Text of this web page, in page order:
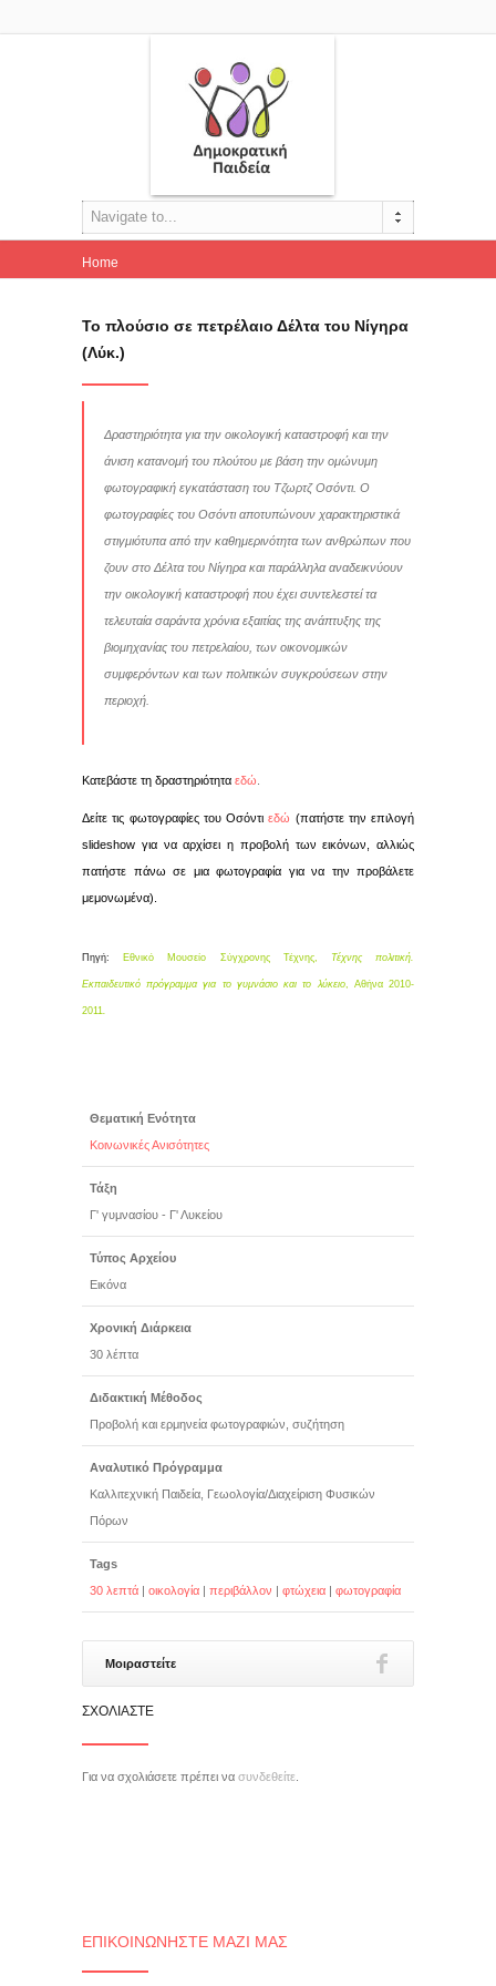
Navigate to...
Home
Το πλούσιο σε πετρέλαιο Δέλτα του Νίγηρα
(Λύκ.)
Δραστηριότητα για την οικολογική καταστροφή και την
άνιση κατανομή του πλούτου με βάση την ομώνυμη
φωτογραφική εγκατάσταση του Τζωρτζ Οσόντι. Ο
φωτογραφίες του Οσόντι αποτυπώνουν χαρακτηριστικά
στιγμιότυπα από την καθημερινότητα των ανθρώπων που
ζουν στο Δέλτα του Νίγηρα και παράλληλα αναδεικνύουν
την οικολογική καταστροφή που έχει συντελεστεί τα
τελευταία σαράντα χρόνια εξαιτίας της ανάπτυξης της
βιομηχανίας του πετρελαίου, των οικονομικών
συμφερόντων και των πολιτικών συγκρούσεων στην
περιοχή.
Κατεβάστε τη δραστηριότητα εδώ
Δείτε τις φωτογραφίες του Οσόντι εδώ (πατήστε την επιλογή
slideshow για να αρχίσει η προβολή των εικόνων, αλλιώς
πατήστε πάνω σε μια φωτογραφία για να την προβάλετε
μεμονωμένα).
Πηγή: Εθνικό Μουσείο Σύγχρονης Τέχνης, Τέχνης πολιτική.
Εκπαιδευτικό πρόγραμμα για το γυμνάσιο και το λύκειο, Αθήνα 2010-
2011.
Θεματική Ενότητα
Κοινωνικές Ανισότητες
Τάξη
Γ' γυμνασίου - Γ' Λυκείου
Τύπος Αρχείου
Εικόνα
Χρονική Διάρκεια
30 λέπτα
Διδακτική Μέθοδος
Προβολή και ερμηνεία φωτογραφιών, συζήτηση
Αναλυτικό Πρόγραμμα
Καλλιτεχνική Παιδεία, Γεωολογία/Διαχείριση Φυσικών
Πόρων
Tags
30 λεπτά | οικολογία | περιβάλλον | φτώχεια | φωτογραφία
Μοιραστείτε
ΣΧΟΛΙΆΣΤΕ
Για να σχολιάσετε πρέπει να συνδεθείτε
ΕΠΙΚΟΙΝΩΝΉΣΤΕ ΜΑΖΊ ΜΑΣ